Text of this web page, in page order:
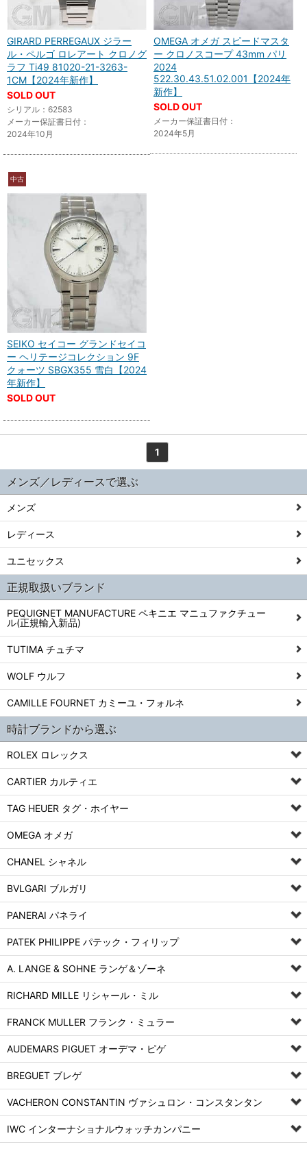
GIRARD PERREGAUX ジラー
ル・ペルゴ ロレアート クロノグ
ラフ Ti49 81020-21-3263-
1CM【2024年新作】
SOLD OUT
シリアル：62583
メーカー保証書日付：
2024年10月
OMEGA オメガ スピードマスタ
ー クロノスコープ 43mm パリ
2024
522.30.43.51.02.001【2024年
新作】
SOLD OUT
メーカー保証書日付：
2024年5月
中古
SEIKO セイコー グランドセイコ
ー ヘリテージコレクション 9F
クォーツ SBGX355 雪白【2024
年新作】
SOLD OUT
1
メンズ／レディースで選ぶ
メンズ
レディース
ユニセックス
正規取扱いブランド
PEQUIGNET MANUFACTURE ペキニエ マニュファクチュー
ル(正規輸入新品)
TUTIMA チュチマ
WOLF ウルフ
CAMILLE FOURNET カミーユ・フォルネ
時計ブランドから選ぶ
ROLEX ロレックス
CARTIER カルティエ
TAG HEUER タグ・ホイヤー
OMEGA オメガ
CHANEL シャネル
BVLGARI ブルガリ
PANERAI パネライ
PATEK PHILIPPE パテック・フィリップ
A. LANGE & SOHNE ランゲ＆ゾーネ
RICHARD MILLE リシャール・ミル
FRANCK MULLER フランク・ミュラー
AUDEMARS PIGUET オーデマ・ピゲ
BREGUET ブレゲ
VACHERON CONSTANTIN ヴァシュロン・コンスタンタン
IWC インターナショナルウォッチカンパニー